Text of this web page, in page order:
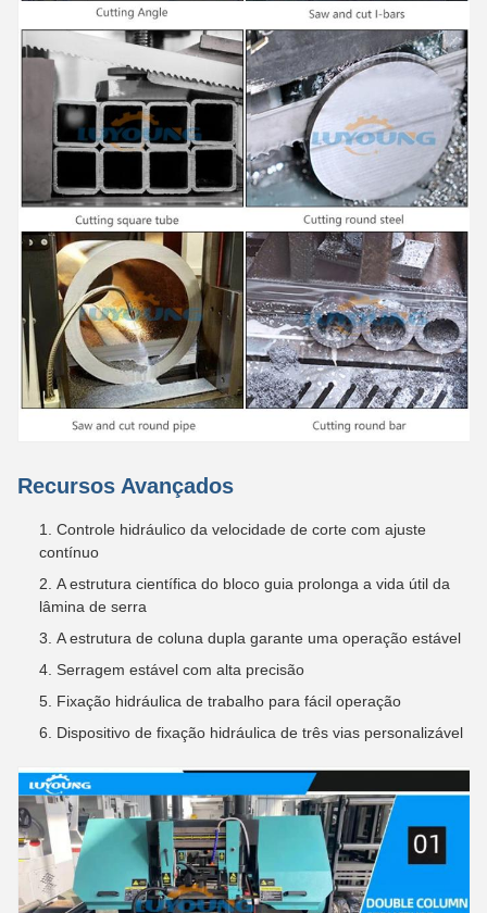
Recursos Avançados
Controle hidráulico da velocidade de corte com ajuste
contínuo
A estrutura científica do bloco guia prolonga a vida útil da
lâmina de serra
A estrutura de coluna dupla garante uma operação estável
Serragem estável com alta precisão
Fixação hidráulica de trabalho para fácil operação
Dispositivo de fixação hidráulica de três vias personalizável